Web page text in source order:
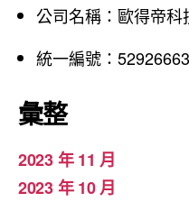
公司名稱：歐得帝科
統一編號：52926663
彙整
2023 年 11 月
2023 年 10 月